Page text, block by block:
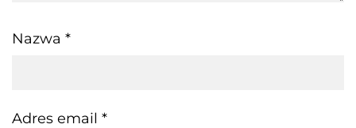
Nazwa *
Adres email *